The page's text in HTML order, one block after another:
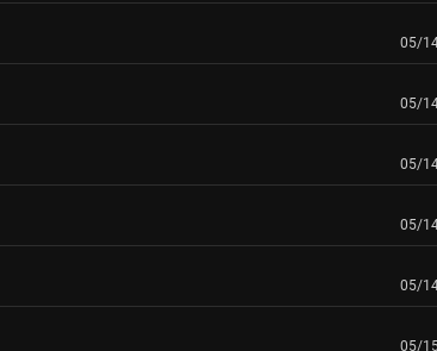
05/
05/
05/
05/
05/
05/